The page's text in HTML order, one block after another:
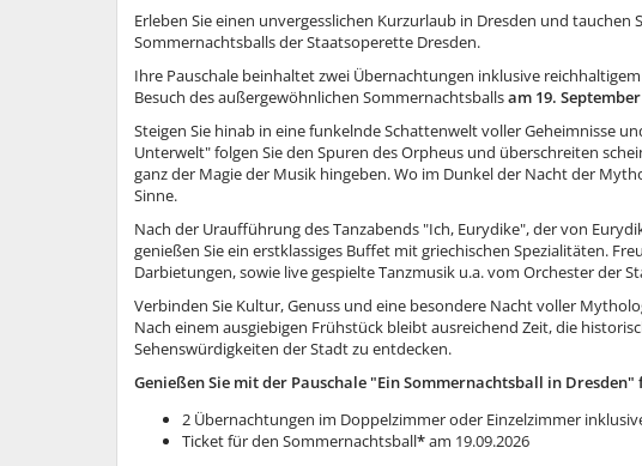
Erleben Sie einen unvergesslichen Kurzurlaub in Dresden und tauchen
Sommernachtsballs der Staatsoperette Dresden.
Ihre Pauschale beinhaltet zwei Übernachtungen inklusive
Besuch des außergewöhnlichen Sommernachtsballsam 19.
Steigen Sie hinab in eine funkelnde Schattenwelt voller Geheimnisse
Unterwelt" folgen Sie den Spuren des Orpheus und überschreiten
ganz der Magie der Musik hingeben. Wo im Dunkel der Nacht der
Sinne.
Nach der Uraufführung des Tanzabends "Ich, Eurydike", der von
genießen Sie ein erstklassiges Buffet mit griechischen Spezialitäten.
Darbietungen, sowie live gespielte Tanzmusik u.a. vom Orchester der
Verbinden Sie Kultur, Genuss und eine besondere Nacht voller
Nach einem ausgiebigen Frühstück bleibt ausreichend Zeit, die
Sehenswürdigkeiten der Stadt zu entdecken.
Genießen Sie mit der Pauschale "Ein Sommernachtsball in Dresden"
2 Übernachtungen im Doppelzimmer oder Einzelzimmer
Ticket für den Sommernachtsball*am 19.09.2026